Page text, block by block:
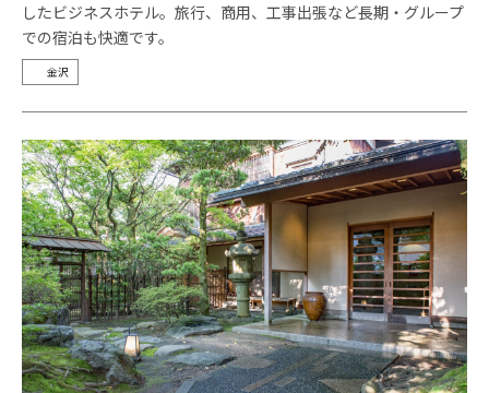
したビジネスホテル。旅行、商用、工事出張など長期・グループ
での宿泊も快適です。
金沢